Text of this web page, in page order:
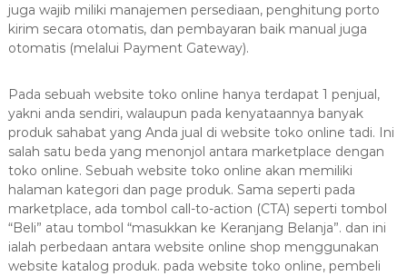
juga wajib miliki manajemen persediaan, penghitung porto
kirim secara otomatis, dan pembayaran baik manual juga
otomatis (melalui Payment Gateway).
Pada sebuah website toko online hanya terdapat 1 penjual,
yakni anda sendiri, walaupun pada kenyataannya banyak
produk sahabat yang Anda jual di website toko online tadi. Ini
salah satu beda yang menonjol antara marketplace dengan
toko online. Sebuah website toko online akan memiliki
halaman kategori dan page produk. Sama seperti pada
marketplace, ada tombol call-to-action (CTA) seperti tombol
“Beli” atau tombol “masukkan ke Keranjang Belanja”. dan ini
ialah perbedaan antara website online shop menggunakan
website katalog produk. pada website toko online, pembeli